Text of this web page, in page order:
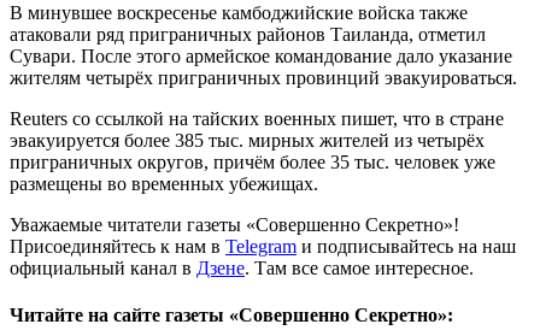
В минувшее воскресенье камбоджийские войска также
атаковали ряд приграничных районов Таиланда, отметил
Сувари. После этого армейское командование дало указание
жителям четырёх приграничных провинций эвакуироваться.
Reuters со ссылкой на тайских военных пишет, что в стране
эвакуируется более 385 тыс. мирных жителей из четырёх
приграничных округов, причём более 35 тыс. человек уже
размещены во временных убежищах.
Уважаемые читатели газеты «Совершенно Секретно»!
Присоединяйтесь к нам в Telegram и подписывайтесь на наш
официальный канал в Дзене. Там все самое интересное.
Читайте на сайте газеты «Совершенно Секретно»: